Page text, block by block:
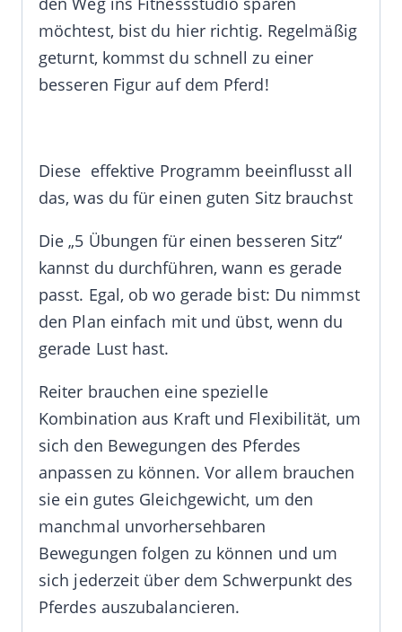
möchtest, bist du hier richtig. Regelmäßig
geturnt, kommst du schnell zu einer
besseren Figur auf dem Pferd!
Diese effektive Programm beeinflusst all
das, was du für einen guten Sitz brauchst
Die „5 Übungen für einen besseren Sitz“
kannst du durchführen, wann es gerade
passt. Egal, ob wo gerade bist: Du nimmst
den Plan einfach mit und übst, wenn du
gerade Lust hast.
Reiter brauchen eine spezielle
Kombination aus Kraft und Flexibilität, um
sich den Bewegungen des Pferdes
anpassen zu können. Vor allem brauchen
sie ein gutes Gleichgewicht, um den
manchmal unvorhersehbaren
Bewegungen folgen zu können und um
sich jederzeit über dem Schwerpunkt des
Pferdes auszubalancieren.